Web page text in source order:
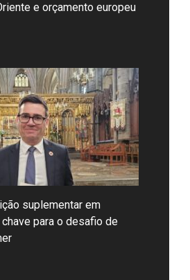
e orçamento europeu
suplementar em
para o desafio de